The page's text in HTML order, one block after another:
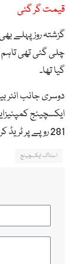
قیمت گر گئی
گزشتہ روز پہلے
چلی گئی تھی تاہم
گیا تھا۔
ایکسچینج
281 روپے پر ٹریڈ کر رہا ہے۔
اسٹاک ایکسچینج